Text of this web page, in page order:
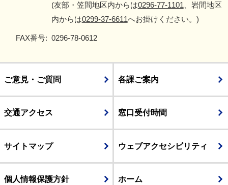
(友部・笠間地区内からは0296-77-1101 、岩間地区
内からは0299-37-6611へお掛けください。)
FAX番号: 0296-78-0612
ご意見・ご質問 各課ご案内
交通アクセス 窓口受付時間
サイトマップ ウェブアクセシビリティ
個人情報保護方針 ホーム